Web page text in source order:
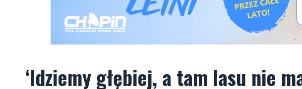
‘Idziemy głębiej, a tam lasu nie